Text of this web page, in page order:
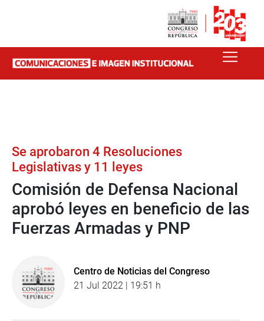
Se aprobaron 4 Resoluciones
Legislativas y 11 leyes
Comisión de Defensa Nacional
aprobó leyes en beneficio de las
Fuerzas Armadas y PNP
Centro de Noticias del Congreso
21 Jul 2022 | 19:51 h